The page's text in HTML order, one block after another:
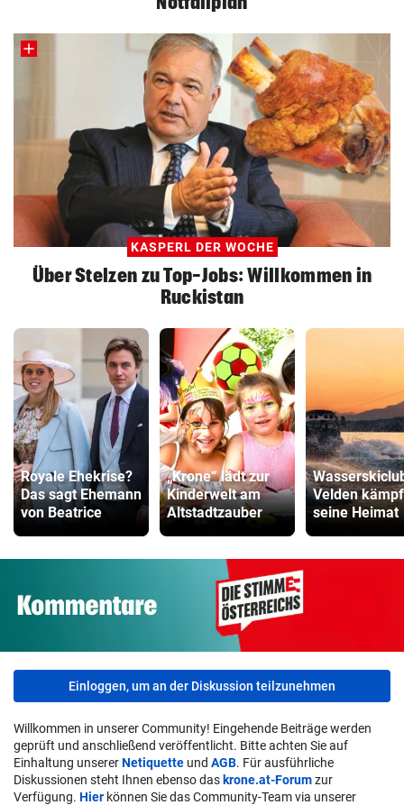
KASPERL DER WOCHE
Über Stelzen zu Top-Jobs: Willkommen in
Ruckistan
Royale Ehekrise?
Das sagt Ehemann
von Beatrice
„Krone“ lädt zur
Kinderwelt am
Altstadtzauber
Velden
seine Heimat
Einloggen, um an der Diskussion teilzunehmen
Willkommen in unserer Community! Eingehende Beiträge werden
geprüft und anschließend veröffentlicht. Bitte achten Sie auf
Einhaltung unsererNetiquette und AGB. Für ausführliche
Diskussionen steht Ihnen ebenso das krone.at-Forumzur
Verfügung. Hier können Sie das Community-Team via unserer